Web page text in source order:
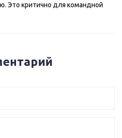
Это критично для командной